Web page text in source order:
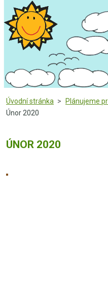
Úvodní stránka > Plánujeme
Únor 2020
ÚNOR 2020